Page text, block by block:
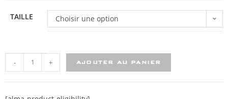
TAILLE Choisir une option
- + AJOUTER AU PANIER